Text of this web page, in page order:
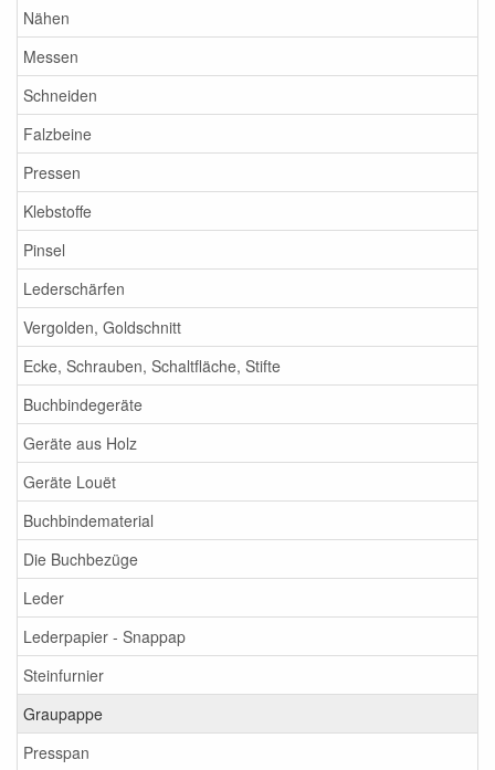
Nähen
Messen
Schneiden
Falzbeine
Pressen
Klebstoffe
Pinsel
Lederschärfen
Vergolden, Goldschnitt
Ecke, Schrauben, Schaltfläche, Stifte
Buchbindegeräte
Geräte aus Holz
Geräte Louët
Buchbindematerial
Die Buchbezüge
Leder
Lederpapier - Snappap
Steinfurnier
Graupappe
Presspan